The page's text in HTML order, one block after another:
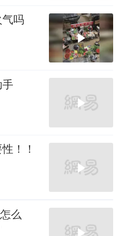
吗
！！
么